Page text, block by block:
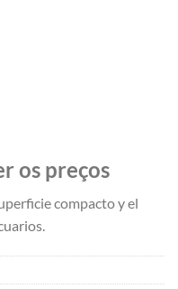
os preços
compacto y el